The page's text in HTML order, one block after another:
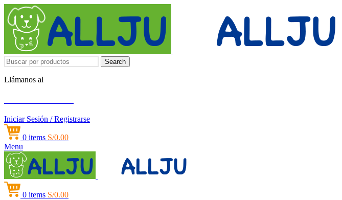
Search
Llámanos al
Iniciar Sesión / Registrarse
0 items S/0.00
Menu
0 items S/0.00